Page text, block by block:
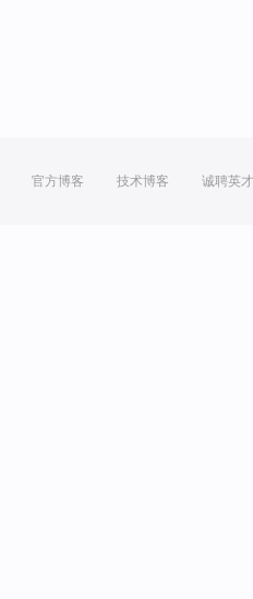
官方博客 技术博客 诚聘英才